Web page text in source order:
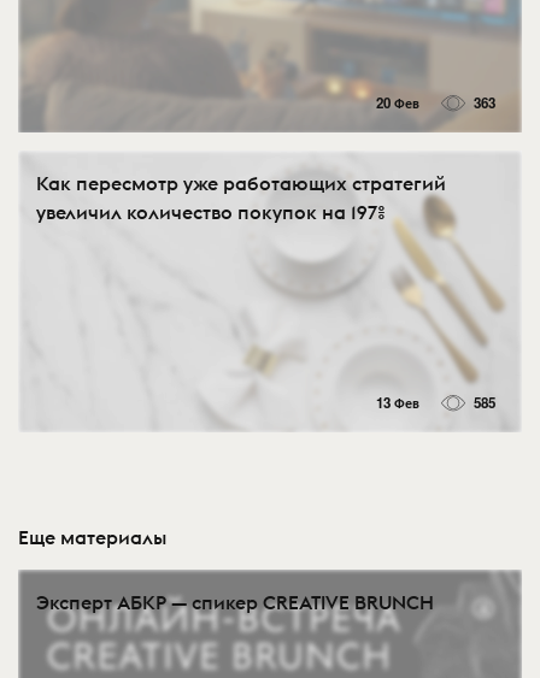
20 Фев 363
Как пересмотр уже работающих стратегий
увеличил количество покупок на 197%
13 Фев 585
Еще материалы
Эксперт АБКР — спикер CREATIVE BRUNCH